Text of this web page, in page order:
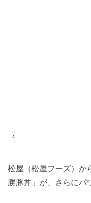
牛丼
松屋（松屋フーズ）か
勝豚丼」が、さらにパ